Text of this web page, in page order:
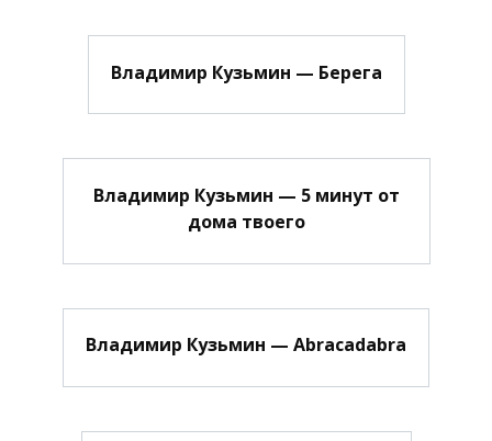
Владимир Кузьмин — Берега
Владимир Кузьмин — 5 минут от
дома твоего
Владимир Кузьмин — Abracadabra